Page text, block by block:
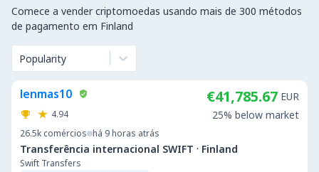
Comece a vender criptomoedas usando mais de 300 métodos
de pagamento em Finland
Popularity
lenmas10
4.94
26.5k comércios há 9 horas atrás
Transferência internacional SWIFT · Finland
Swift Transfers
€41,785.67 EUR
25% below market